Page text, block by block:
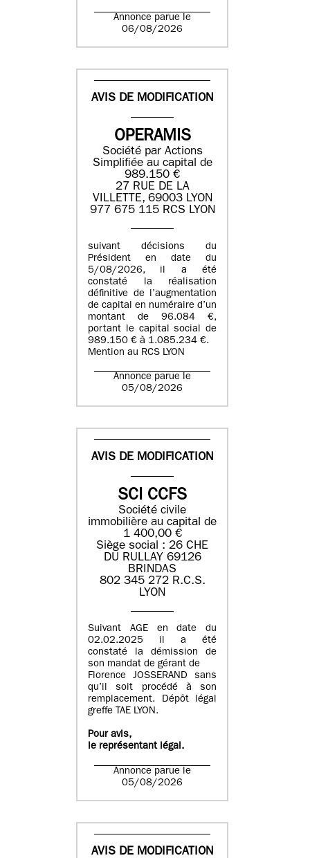
Annonce parue le
06/08/2026
AVIS DE MODIFICATION
OPERAMIS
Société par Actions
Simplifiée au capital de
989.150 €
27 RUE DE LA
VILLETTE, 69003 LYON
977 675 115 RCS LYON
suivant décisions du
Président en date du
5/08/2026, il a été
constaté la réalisation
définitive de l’augmentation
de capital en numéraire d’un
montant de 96.084 €,
portant le capital social de
989.150 € à 1.085.234 €.
Mention au RCS LYON
Annonce parue le
05/08/2026
AVIS DE MODIFICATION
SCI CCFS
Société civile
immobilière au capital de
1 400,00 €
Siège social : 26 CHE
DU RULLAY 69126
BRINDAS
802 345 272 R.C.S.
LYON
Suivant AGE en date du
02.02.2025 il a été
constaté la démission de
son mandat de gérant de
Florence JOSSERAND sans
qu’il soit procédé à son
remplacement. Dépôt légal
greffe TAE LYON.
Pour avis,
le représentant légal.
Annonce parue le
05/08/2026
AVIS DE MODIFICATION